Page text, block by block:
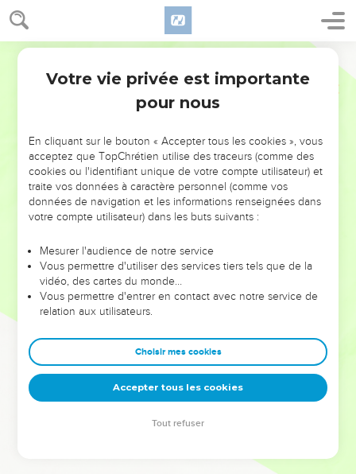
NE MANQUEZ PAS L’ÉVÉNEMENT
DE L’ANNÉE !
ET SI LEURS ERREURS POUVAIENT VOUS ÉVITER LES
VOTRES ?
leur foi ou leur vision. Mais on voit moins les doutes, les erreurs
et les saisons difficiles qu'ils ont traversés, alors même que ce
sont elles qui les ont façonnés.
Dans cette conférence, leaders, entrepreneurs, et responsables
clés pour avancer avec plus de sagesse afin que leurs erreurs
deviennent vos tremplins. Que vous guidiez un ministère, une
équipe, un groupe ou une famille, leur expérience est faite
pour vous.
Votre vie privée est importante
pour nous
En cliquant sur le bouton « Accepter tous les cookies », vous
acceptez que TopChrétien utilise des traceurs (comme des
cookies ou l'identifiant unique de votre compte utilisateur) et
traite vos données à caractère personnel (comme vos
données de navigation et les informations renseignées dans
votre compte utilisateur) dans les buts suivants :
Mesurer l'audience de notre service
Vous permettre d'utiliser des services tiers tels que de la
vidéo, des cartes du monde…
Vous permettre d'entrer en contact avec notre service de
relation aux utilisateurs.
Choisir mes cookies
Accepter tous les cookies
Tout refuser